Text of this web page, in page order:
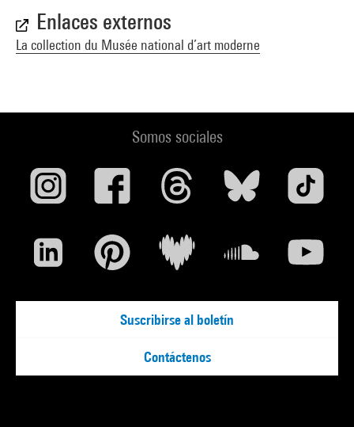
Enlaces externos
La collection du Musée national d’art moderne
Somos sociales
Suscribirse al boletín
Contáctenos